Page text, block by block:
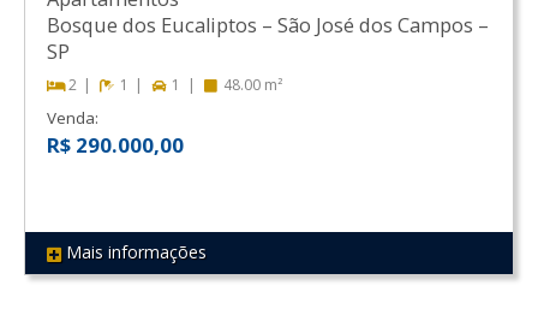
REF 524
Bosque dos Eucaliptos – São José dos Campos –
SP
2 1 1 48.00 m²
Venda:
R$ 290.000,00
Mais informações